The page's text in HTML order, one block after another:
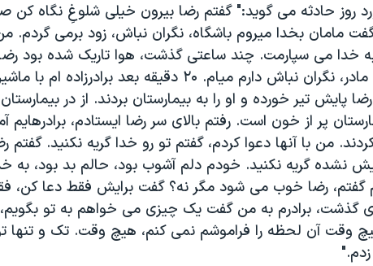
روز حادثه می گوید:" گفتم رضا بیرون خیلی شلوغِ نگاه کن
گفت مامان بخدا میروم باشگاه، نگران نباش، زود برمی
خدا می سپارمت. چند ساعتی گذشت، هوا تاریک شده بود رضا
زدم گفت جانم مادر، نگران نباش دارم میام. ۲۰ دقیقه بعد
پایش تیر خورده و او را به بیمارستان بردند. از در
پر از خون است. رفتم بالای سر رضا ایستادم، برادرهایم
من با آنها دعوا کردم، گفتم تو رو خدا گریه نکنید. گفتم
نشده گریه نکنید. خودم دلم آشوب بود، حالم بد بود، به
گفتم، رضا خوب می شود مگر نه؟ گفت برایش فقط دعا کن،
گذشت، برادرم به من گفت یک چیزی می خواهم به تو بگویم،
وقت آن لحظه را فراموشم نمی کنم، هیچ وقت. تک و تنها